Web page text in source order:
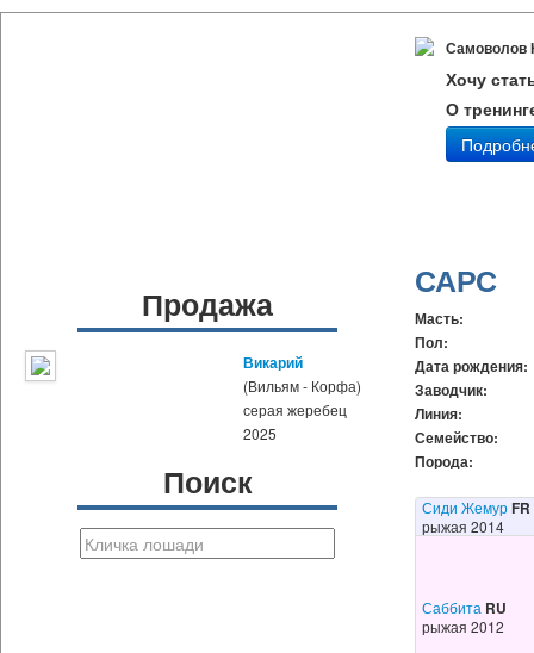
Самоволов
Хочу
О
Продажа
Викарий
(Вильям - Корфа)
серая жеребец
2025
Поиск
САРС
Масть:
Пол:
Дата рождения:
Заводчик:
Линия:
Семейство:
Порода:
Сиди ЖемурFR
рыжая 2014
Саббита RU
рыжая 2012